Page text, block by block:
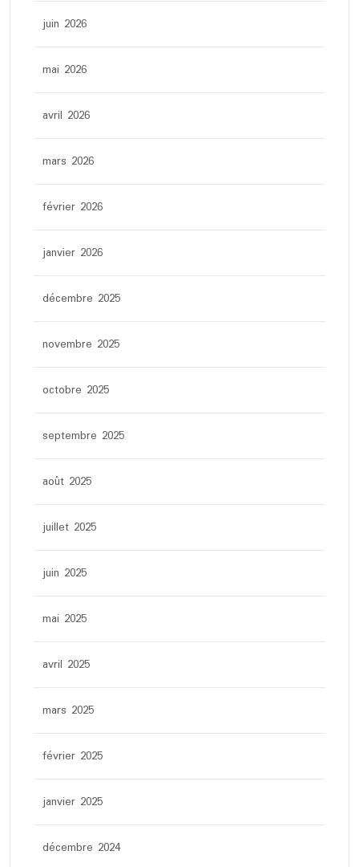
juin 2026
mai 2026
avril 2026
mars 2026
février 2026
janvier 2026
décembre 2025
novembre 2025
octobre 2025
septembre 2025
août 2025
juillet 2025
juin 2025
mai 2025
avril 2025
mars 2025
février 2025
janvier 2025
décembre 2024